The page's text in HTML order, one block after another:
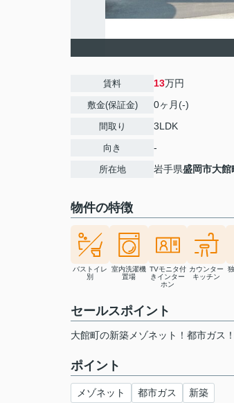
賃料 13万円
敷金(保証金) 0ヶ月(-)
間取り 3LDK
向き -
所在地 岩手県盛岡市大館
物件の特徴
バストイレ
別
室内洗濯機
置場
TVモニタ付
きインター
ホン
カウンター
キッチン
セールスポイント
大館町の新築メゾネット！都市ガス！
ポイント
メゾネット 都市ガス 新築